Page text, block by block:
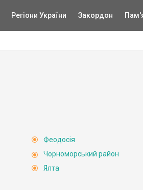
Регіони України Закордон
Феодосія
Чорноморський район
Ялта